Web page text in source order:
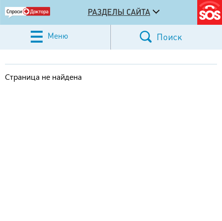
РАЗДЕЛЫ САЙТА
Меню Поиск
Страница не найдена